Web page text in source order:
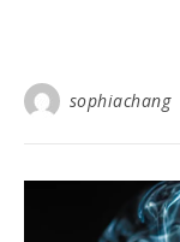
sophiachang